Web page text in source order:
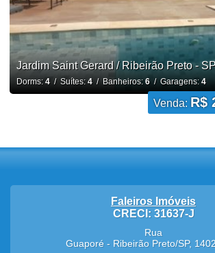
Jardim Saint Gerard / Ribeirão Preto -
Dorms:4/ Suítes: 4/ Banheiros: 6/ Garagens: 4
Venda: R$
Faleiros Imóveis
CRECI: 31637-J
Rua
Guaporé- Ribeirão Preto/SP,